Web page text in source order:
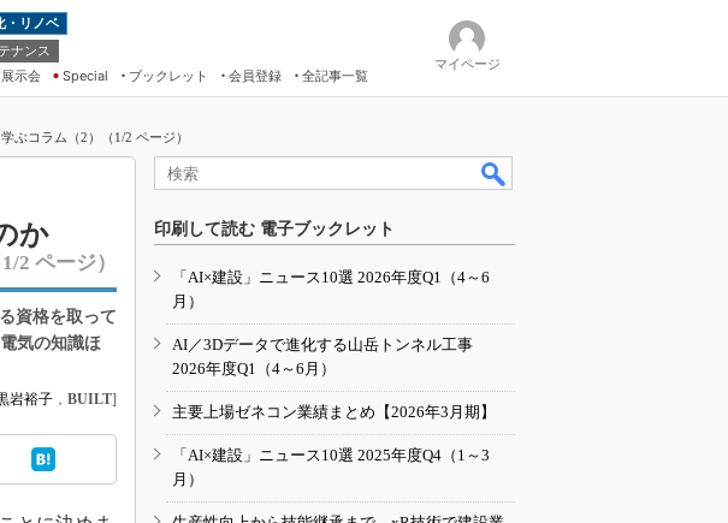
・リノベ
ナンス
展示会
Special ブックレット 会員登録 全記事一覧
マイページ
ぶコラム（2）（1/2 ページ）
か
1/2 ページ）
資格を取って
気の知識ほ
岩裕子 ， BUILT]
印刷して読む 電子ブックレット
「AI×建設」ニュース10選 2026年度Q1（4～6
月）
AI／3Dデータで進化する山岳トンネル工事
2026年度Q1（4～6月）
主要上場ゼネコン業績まとめ【2026年3月期】
「AI×建設」ニュース10選 2025年度Q4（1～3
月）